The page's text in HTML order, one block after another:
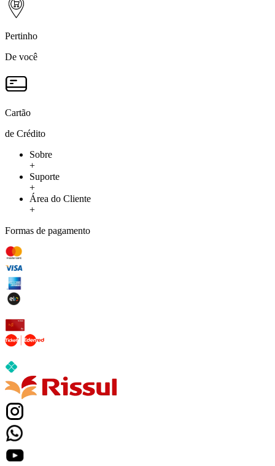
Pertinho
De você
Cartão
de Crédito
Sobre
+
Suporte
+
Área do Cliente
+
Formas de pagamento